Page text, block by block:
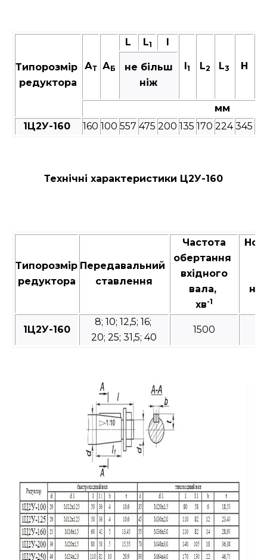
Типорозмір
редуктора
АТ АБ
L L1 I
I1 L2 L3 Н
не більш
ніж
мм
1Ц2У-160
160 100 557 475 200 135 170 224 345
Технічні характеристики Ц2У-160
Типорозмір
редуктора
Передавальний
ставлення
Частота
обертання
вхідного
вала,
хв-1
на
1Ц2У-160
8; 10; 12,5; 16;
20; 25; 31,5; 40
1500